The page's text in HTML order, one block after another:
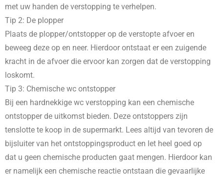
met uw handen de verstopping te verhelpen.
Tip 2: De plopper
Plaats de plopper/ontstopper op de verstopte afvoer en
beweeg deze op en neer. Hierdoor ontstaat er een zuigende
kracht in de afvoer die ervoor kan zorgen dat de verstopping
loskomt.
Tip 3: Chemische wc ontstopper
Bij een hardnekkige wc verstopping kan een chemische
ontstopper de uitkomst bieden. Deze ontstoppers zijn
tenslotte te koop in de supermarkt. Lees altijd van tevoren de
bijsluiter van het ontstoppingsproduct en let heel goed op
dat u geen chemische producten gaat mengen. Hierdoor kan
er namelijk een chemische reactie ontstaan die gevaarlijke